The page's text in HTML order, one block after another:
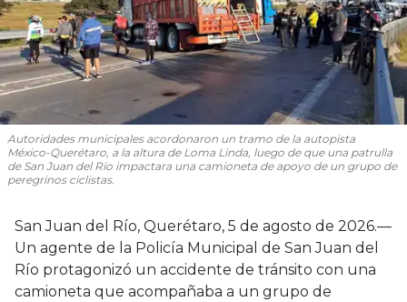
Autoridades municipales acordonaron un tramo de la autopista
México-Querétaro, a la altura de Loma Linda, luego de que una patrulla
de San Juan del Río impactara una camioneta de apoyo de un grupo de
peregrinos ciclistas.
San Juan del Río, Querétaro, 5 de agosto de 2026.—
Un agente de la Policía Municipal de San Juan del
Río protagonizó un accidente de tránsito con una
camioneta que acompañaba a un grupo de